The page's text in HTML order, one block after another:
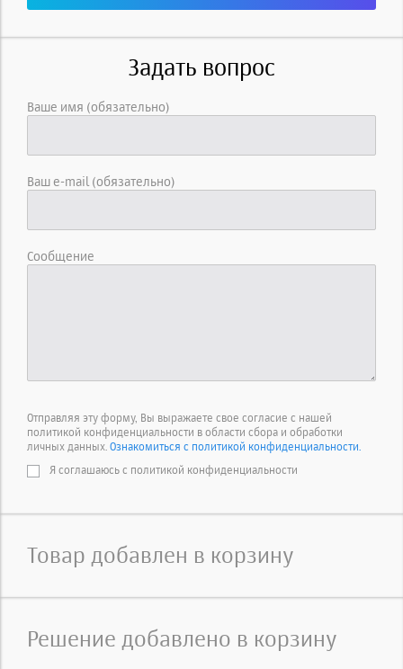
Задать вопрос
Ваше имя (обязательно)
Ваш e-mail (обязательно)
Сообщение
Отправляя эту форму, Вы выражаете свое согласие с нашей
политикой конфиденциальности в области сбора и обработки
личных данных. Ознакомиться с политикой конфиденциальности.
Я соглашаюсь с политикой конфиденциальности
Товар добавлен в корзину
Решение добавлено в корзину